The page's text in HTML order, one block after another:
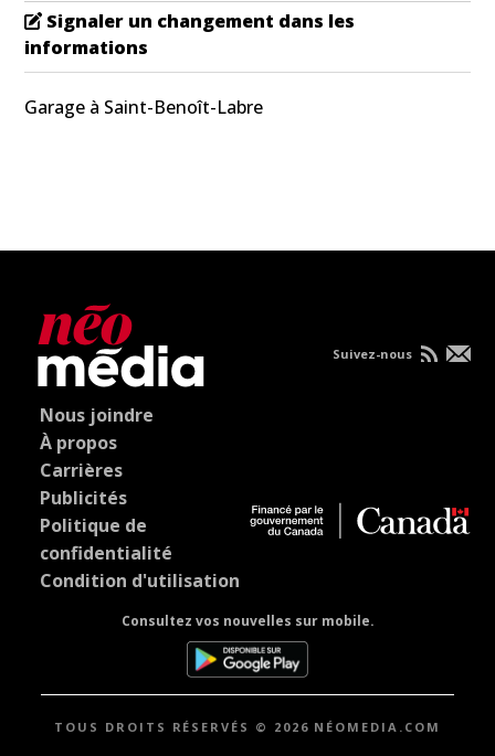
Signaler un changement dans les
informations
Garage à Saint-Benoît-Labre
Nous joindre
À propos
Carrières
Publicités
Politique de
confidentialité
Condition d'utilisation
Consultez vos nouvelles sur mobile.
Suivez-nous
TOUS DROITS RÉSERVÉS © 2026 NÉOMEDIA.COM